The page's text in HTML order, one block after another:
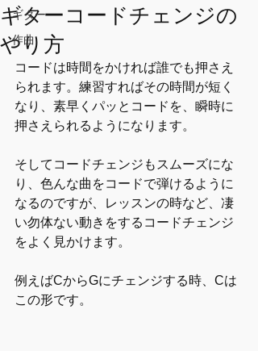
ギター
作曲
ギターコードチェンジの
やり方
コードは時間をかければ誰でも押さえ
られます。練習すればその時間が短く
なり、素早くパッとコードを、瞬時に
押さえられるようになります。
そしてコードチェンジもスムーズにな
り、色んな曲をコードで弾けるように
なるのですが、レッスンの時など、凄
い勿体ない動きをするコードチェンジ
をよく見かけます。
例えばCからGにチェンジする時、Cは
この形です。